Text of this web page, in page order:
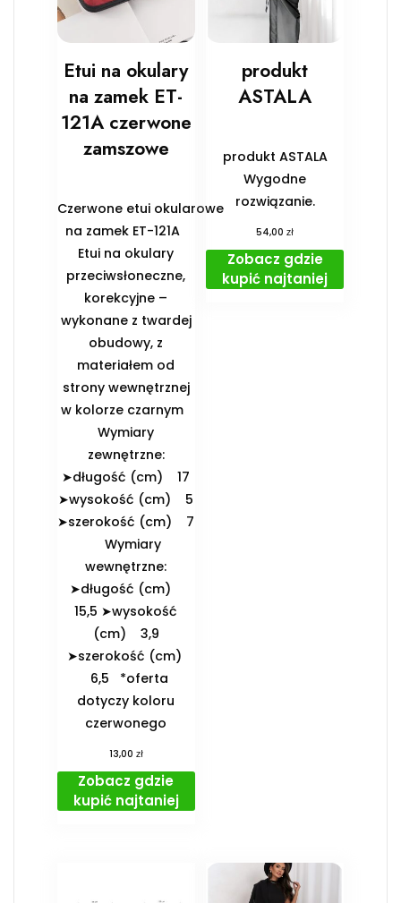
Etui na okulary
na zamek ET-
121A czerwone
zamszowe
Czerwone etui okularowe
na zamek ET-121A
Etui na okulary
przeciwsłoneczne,
korekcyjne –
wykonane z twardej
obudowy, z
materiałem od
strony wewnętrznej
w kolorze czarnym
️Wymiary
zewnętrzne:
➤długość (cm) 17
➤wysokość (cm) 5
➤szerokość (cm) 7
️Wymiary
wewnętrzne:
➤długość (cm)
15,5 ➤wysokość
(cm) 3,9
➤szerokość (cm)
6,5 *oferta
dotyczy koloru
czerwonego
13,00 zł
Zobacz gdzie
kupić najtaniej
produkt
ASTALA
produkt ASTALA
Wygodne
rozwiązanie.
54,00zł
Zobacz gdzie
kupić najtaniej